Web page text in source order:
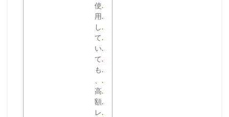
使
用
し
て
い
て
も
高
額
レ